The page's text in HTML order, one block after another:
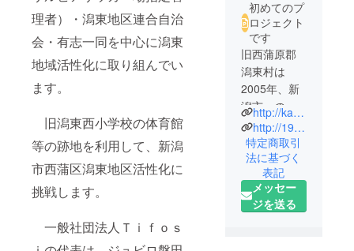
理者）・潟東地区連合自治
会・有志一同を中心に潟東
地域活性化に取り組んでい
ます。
旧潟東西小学校の体育館
等の跡地を利用して、新潟
市西蒲区潟東地区活性化に
挑戦します。
一般社団法人Ｔｉｆｏｓ
初めてのプ
ロジェクト
です
旧西蒲原郡
潟東村は
2005年、新
潟市への編
入合併に
よって、新
潟市の政令
指定都市移
行により新
潟市西蒲区
http://katacommu.com/
http://1995freedom.com/katahigashi/
特定商取引
法に基づく
表記
メッセー
ジを送る